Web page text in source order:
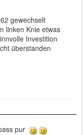
gewechselt
linken Knie etwas
Investition
überstanden
pur